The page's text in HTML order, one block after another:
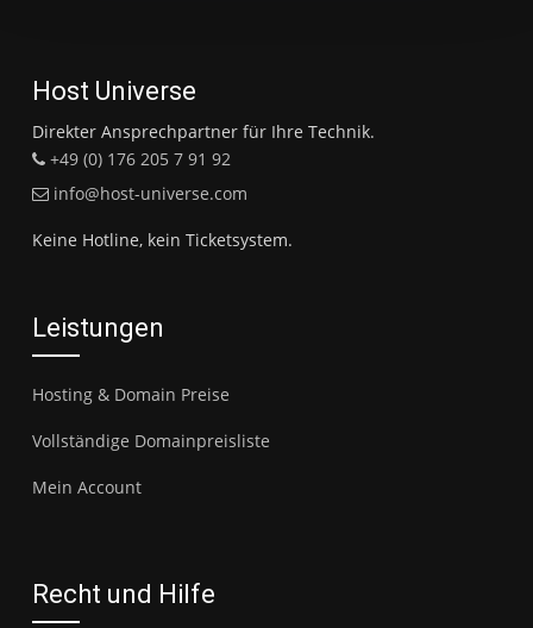
Host Universe
Direkter Ansprechpartner für Ihre Technik.
+49 (0) 176 205 7 91 92
info@host-universe.com
Keine Hotline, kein Ticketsystem.
Leistungen
Hosting & Domain Preise
Vollständige Domainpreisliste
Mein Account
Recht und Hilfe